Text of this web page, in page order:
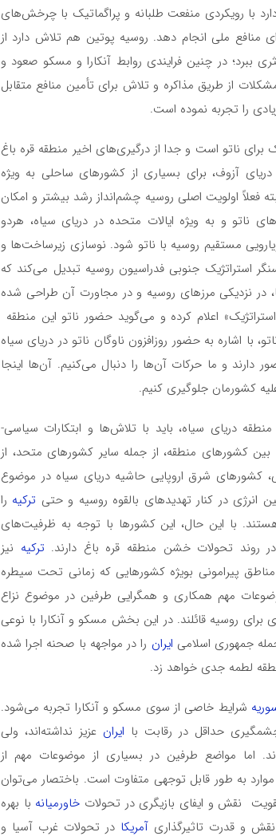
با رویکردی منفعت طلبانه و پراگماتیک با چرخش‌های
منافع ملی انجام دهد. روسیه پوتین هم تلاش دارد از
ببرد؛ در چنین فرایندی روابط آنکارا و مسکو صعود و
از طریق مذاکره و تلاش برای تأمین منافع متقابل
را تجربه نموده است.
ناتو است و جدا از درگیری‌های اخیر منطقه قره باغ
آزوف، برای بسیاری از کشورهای ساحلی به ویژه
فعلاً اولویت اصلی روسیه چشم‌انداز رشد بیشتر و امکان
و به ویژه ایالات متحده در دریای سیاه، هردو
مستقیم روسیه با ناتو شود. نوسازی زیرساخت‌ها و
استراتژیک جنوبی فدراسیون روسیه تبدیل می‌کند که
در نزدیکی مرزهای روسیه و در مجاورت آن طراحی شده
اعلام کرده و می‌گوید حضور ناتو این منطقه
با اشاره به حضور روزافزون ناوگان ناتو در دریای سیاه
و ما حرکات آن‌ها را دنبال می‌کنیم. آن‌ها اینجا
کشورمان جلوگیری کنیم.
دریای سیاه، باید با تلاش‌ها و ابتکارات سیاسی-
کشورهای منطقه، از جمله سایر کشورهای متحد، از
کشورهای شرق اروپایی حاشیه دریای سیاه در موضوع
انرژی در کنار تهدیدهای بالقوه روسیه و حتی ترکیه را
با این حال، این کشورها با توجه به ظرفیت‌های
روند تحولات خشن منطقه قره باغ دارند. ترکیه نیز
پیرامونی بویژه کشورهایی که زمانی تحت سیطره
مهم همکاری و همگرایی طرفین در موضوع نزاع
روسیه قائلند. در این بخش مسکو و آنکارا با نوعی
جمهوری اسلامی ایران را در مواجهه با صحنه اجرا شده
لطمه جدی خواهد زد.
شرایط خاصی از سوی مسکو و آنکارا تجربه می‌شود.
حداقل در رقابت با ایران عزیز نداشته‌اند، ولی
اما مواضع طرفین در بسیاری از موضوعات مهم از
موارد به طور قابل توجهی متفاوت است. باختصار می‌توان
نقش و ایفای بازیگری در تحولات خاورمیانه با بهره
و قدرت تاثیرگذاری آمریکا در تحولات غرب آسیا و